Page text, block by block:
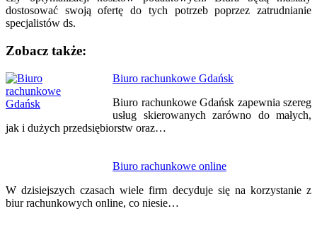
dostosować swoją ofertę do tych potrzeb poprzez zatrudnianie
specjalistów ds.
Zobacz także:
Biuro rachunkowe Gdańsk
Biuro rachunkowe Gdańsk zapewnia szereg
usług skierowanych zarówno do małych,
jak i dużych przedsiębiorstw oraz…
Biuro rachunkowe online
W dzisiejszych czasach wiele firm decyduje się na korzystanie z
biur rachunkowych online, co niesie…
Nawigacja
wpisu